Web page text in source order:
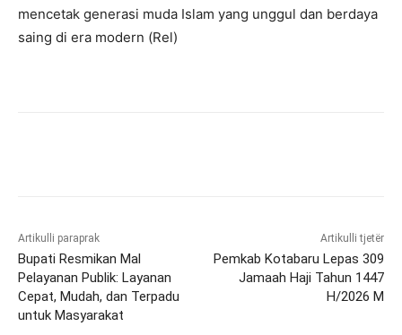
mencetak generasi muda Islam yang unggul dan berdaya
saing di era modern (Rel)
Artikulli paraprak
Bupati Resmikan Mal
Pelayanan Publik: Layanan
Cepat, Mudah, dan Terpadu
untuk Masyarakat
Artikulli tjetër
Pemkab Kotabaru Lepas 309
Jamaah Haji Tahun 1447
H/2026 M